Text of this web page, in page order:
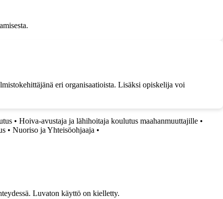
eri organisaatioista. Lisäksi opiskelija voi
• Hoiva-avustaja ja lähihoitaja koulutus maahanmuuttajille •
• Nuoriso ja Yhteisöohjaaja •
Luvaton käyttö on kielletty.